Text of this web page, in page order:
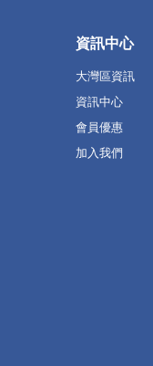
資訊中心
大灣區資訊
資訊中心
會員優惠
加入我們